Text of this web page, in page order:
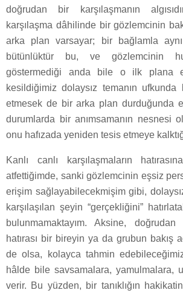
doğrudan bir karşılaşmanın
karşılaşma dâhilinde bir gözlemcinin
arka plan varsayar; bir bağlamla
bütünlüktür bu, ve gözlemcinin
göstermediği anda bile o ilk plana
kesildiğimiz dolaysız temanın
etmesek de bir arka plan durduğunda
durumlarda bir anımsamanın nesnesi
onu hafızada yeniden tesis etmeye
Kanlı canlı karşılaşmaların
atfettiğimde, sanki gözlemcinin eşsiz
erişim sağlayabilecekmişim gibi,
karşılaşılan şeyin “gerçekliğini”
bulunmamaktayım. Aksine, doğrudan
hatırası bir bireyin ya da grubun bakış
de olsa, kolayca tahmin
hâlde bile savsamalara, yamulmalara,
verir. Bu yüzden, bir tanıklığın